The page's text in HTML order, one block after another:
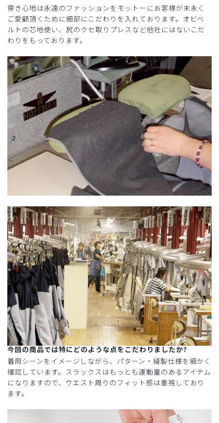
穿き心地は永遠のファッションをモットーにお客様が末永く
ご愛顧頂くために細部にこだわりを入れております。オビベ
ルトの芯地使い、尻のクセ取りプレスなど他社にはないこだ
わりをもっております。
今回の商品では特にどのような点をこだわりましたか?
着用シーンをイメージしながら、パターン・縫製仕様を細かく
確認しています。スラックスはもっとも運動量のあるアイテム
になりますので、ウエスト周りのフィット感は重視しており
ます。